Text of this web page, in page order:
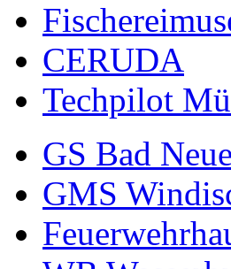
CERUDA
Techpilot
GS Bad
GMS